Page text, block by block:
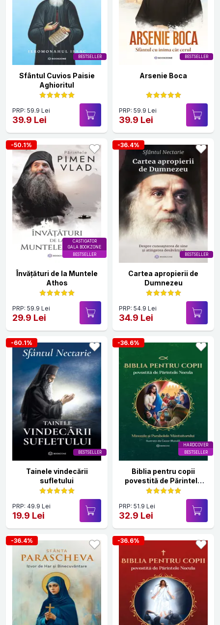
BESTSELLER
Sfântul Cuvios Paisie
Aghioritul
PRP: 59.9 Lei
39.9 Lei
BESTSELLER
Arsenie Boca
PRP: 59.9 Lei
39.9 Lei
CASTIGATOR
GALA BOOKZONE
BESTSELLER
-50.1%
Învățături de la Muntele
Athos
PRP: 59.9 Lei
29.9 Lei
BESTSELLER
-36.4%
Cartea apropierii de
Dumnezeu
PRP: 54.9 Lei
34.9 Lei
BESTSELLER
-60.1%
Tainele vindecării
sufletului
PRP: 49.9 Lei
19.9 Lei
HARDCOVER
BESTSELLER
-36.6%
Biblia pentru copii
povestită de Părintele
Necula Vol. II
PRP: 51.9 Lei
32.9 Lei
-36.4% -36.6%